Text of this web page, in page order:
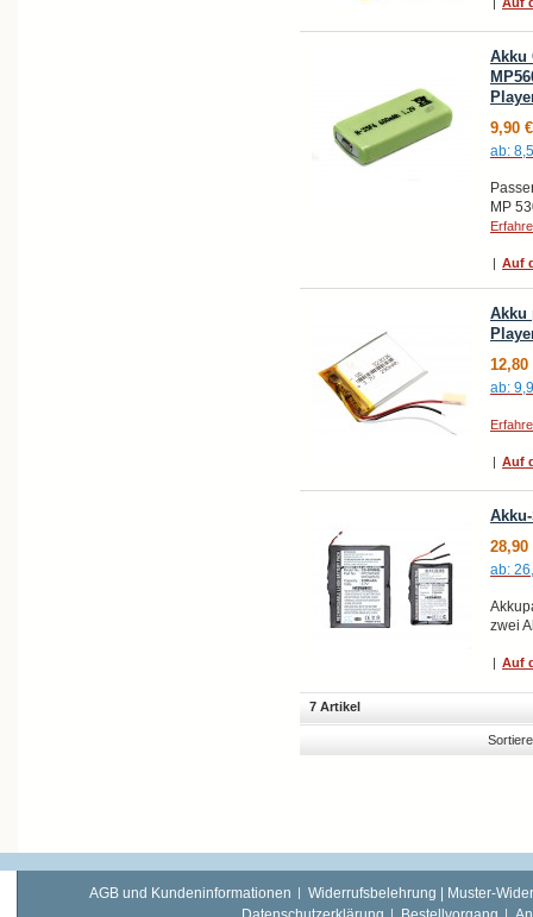
Akku
9,90 €
ab:
MP
| Auf
Akku
12,80
ab:
| Auf
28,90
ab:
zwei
| Auf
7 Artikel
AGB und Kundeninformationen
Widerrufsbelehrung | Muster-